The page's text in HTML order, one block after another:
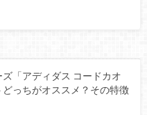
「アディダス コードカオ
っちがオススメ？その特徴